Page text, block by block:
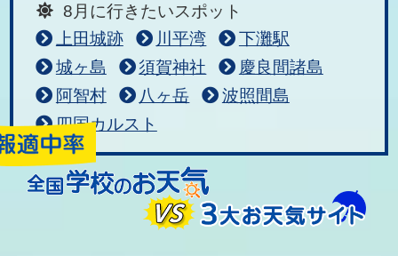
8月に行きたいスポット
上田城跡
川平湾
下灘駅
城ヶ島
須賀神社
慶良間諸島
阿智村
八ヶ岳
波照間島
四国カルスト